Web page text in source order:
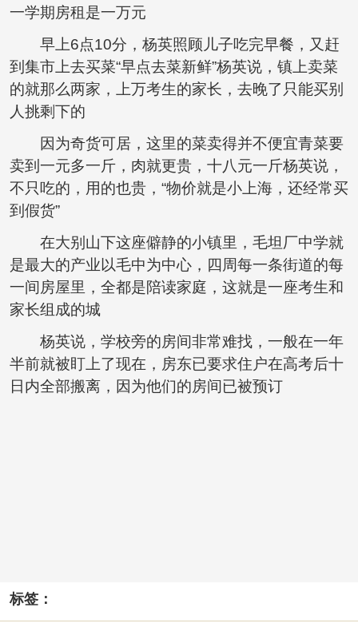
一学期房租是一万元
早上6点10分，杨英照顾儿子吃完早餐，又赶
到集市上去买菜“早点去菜新鲜”杨英说，镇上卖菜
的就那么两家，上万考生的家长，去晚了只能买别
人挑剩下的
因为奇货可居，这里的菜卖得并不便宜青菜要
卖到一元多一斤，肉就更贵，十八元一斤杨英说，
不只吃的，用的也贵，“物价就是小上海，还经常买
到假货”
在大别山下这座僻静的小镇里，毛坦厂中学就
是最大的产业以毛中为中心，四周每一条街道的每
一间房屋里，全都是陪读家庭，这就是一座考生和
家长组成的城
杨英说，学校旁的房间非常难找，一般在一年
半前就被盯上了现在，房东已要求住户在高考后十
日内全部搬离，因为他们的房间已被预订
标签：